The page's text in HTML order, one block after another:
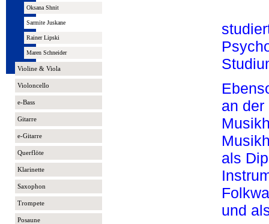
Oksana Shnit
Sarmite Juskane
Rainer Lipski
Maren Schneider
Violine & Viola
Violoncello
e-Bass
Gitarre
e-Gitarre
Querflöte
Klarinette
Saxophon
Trompete
Posaune
an der
als
und